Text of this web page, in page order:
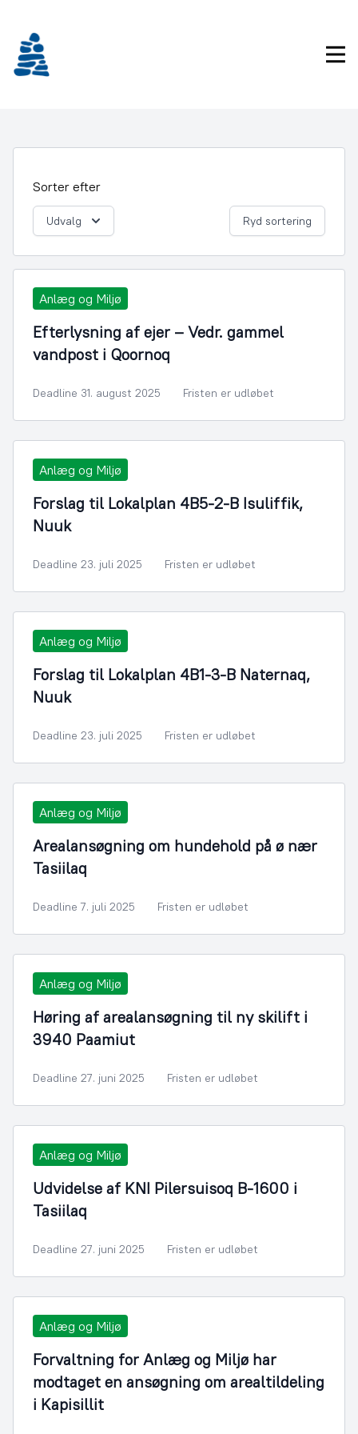
indhold
Sorter efter
Udvalg Ryd sortering
Anlæg og Miljø
Efterlysning af ejer – Vedr. gammel
vandpost i Qoornoq
Deadline 31. august 2025 Fristen er udløbet
Anlæg og Miljø
Forslag til Lokalplan 4B5-2-B Isuliffik,
Nuuk
Deadline 23. juli 2025 Fristen er udløbet
Anlæg og Miljø
Forslag til Lokalplan 4B1-3-B Naternaq,
Nuuk
Deadline 23. juli 2025 Fristen er udløbet
Anlæg og Miljø
Arealansøgning om hundehold på ø nær
Tasiilaq
Deadline 7. juli 2025 Fristen er udløbet
Anlæg og Miljø
Høring af arealansøgning til ny skilift i
3940 Paamiut
Deadline 27. juni 2025 Fristen er udløbet
Anlæg og Miljø
Udvidelse af KNI Pilersuisoq B-1600 i
Tasiilaq
Deadline 27. juni 2025 Fristen er udløbet
Anlæg og Miljø
Forvaltning for Anlæg og Miljø har
modtaget en ansøgning om arealtildeling
i Kapisillit